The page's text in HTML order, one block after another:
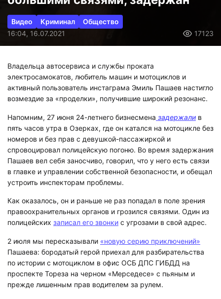
Видео Криминал
Общество
16:04, 16.07.2021
17123
Владельца автосервиса и службы проката
электросамокатов, любитель машин и мотоциклов и
активный пользователь инстаграма Эмиль Пашаев настигло
возмездие за «проделки», получившие широкий резонанс.
Напомним, 27 июня 24-летнего бизнесмена задержали в
пять часов утра в Озерках, где он катался на мотоцикле без
номеров и без прав с девушкой-пассажиркой и
спровоцировал полицейскую погоню. Во время задержания
Пашаев вел себя заносчиво, говорил, что у него есть связи
в главке и управлении собственной безопасности, и обещал
устроить инспекторам проблемы.
Как оказалось, он и раньше не раз попадал в поле зрения
правоохранительных органов и грозился связями. Один из
полицейских записал его звонки с угрозами в свой адрес.
2 июля мы пересказывали «новую серию приключений»
Пашаева: бородатый герой приехал для разбирательства
по истории с мотоциклом в офис ОСБ ДПС ГИБДД на
проспекте Тореза на черном «Мерседесе» с пьяным и
прежде лишенным прав водителем за рулем.